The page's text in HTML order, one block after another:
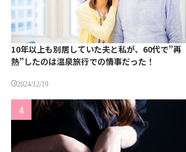
10年以上も別居していた夫と私が、60代で”再
熱”したのは温泉旅行での情事だった！
2024/12/19